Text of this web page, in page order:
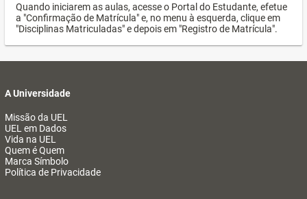
Quando iniciarem as aulas, acesse o Portal do Estudante, efetue
a "Confirmação de Matrícula" e, no menu à esquerda, clique em
"Disciplinas Matriculadas" e depois em "Registro de Matrícula".
A Universidade
Missão da UEL
UEL em Dados
Vida na UEL
Quem é Quem
Marca Símbolo
Política de Privacidade